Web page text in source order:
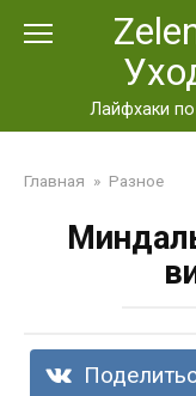
Лайфхаки
Главная » Разное